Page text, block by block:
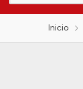
Inicio